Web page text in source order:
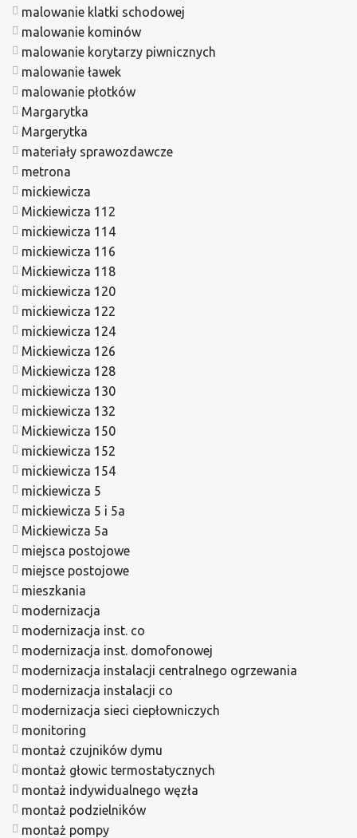
malowanie klatki schodowej
malowanie kominów
malowanie korytarzy piwnicznych
malowanie ławek
malowanie płotków
Margarytka
Margerytka
materiały sprawozdawcze
metrona
mickiewicza
Mickiewicza 112
mickiewicza 114
mickiewicza 116
Mickiewicza 118
mickiewicza 120
mickiewicza 122
mickiewicza 124
Mickiewicza 126
Mickiewicza 128
mickiewicza 130
mickiewicza 132
Mickiewicza 150
mickiewicza 152
mickiewicza 154
mickiewicza 5
mickiewicza 5 i 5a
Mickiewicza 5a
miejsca postojowe
miejsce postojowe
mieszkania
modernizacja
modernizacja inst. co
modernizacja inst. domofonowej
modernizacja instalacji centralnego ogrzewania
modernizacja instalacji co
modernizacja sieci ciepłowniczych
monitoring
montaż czujników dymu
montaż głowic termostatycznych
montaż indywidualnego węzła
montaż podzielników
montaż pompy